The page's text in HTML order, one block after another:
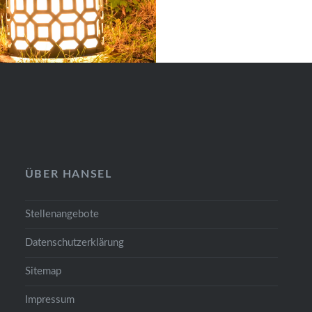
ÜBER HANSEL
Stellenangebote
Datenschutzerklärung
Sitemap
Impressum